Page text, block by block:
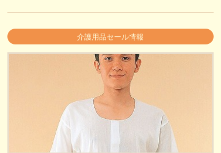
介護用品セール情報